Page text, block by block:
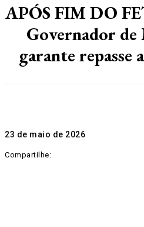
APÓS FIM DO
Governador de
garante repasse
23 de maio de 2026
Compartilhe: